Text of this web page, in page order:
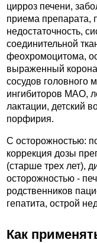
цирроз печени,
приема препарата,
недостаточность,
соединительной
феохромоцитома,
выраженный
сосудов головного
ингибиторов МАО,
лактации, детский
порфирия.
C осторожностью:
коррекция дозы
(старше трех лет),
осторожностью -
родственников
гепатита, острой
Как